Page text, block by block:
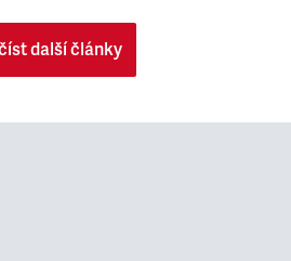
další články